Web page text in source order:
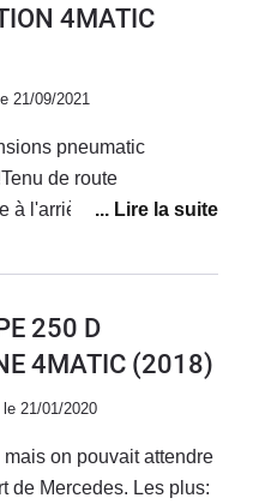
4MATIC
le 21/09/2021
pneumatic
de route
à l'arrière)Confort sur
très coupleux avec
7-9 selon la conduite.
de CAR-Play pour
360
mais ne permet pas
mais à un double
rentre
250 D
4MATIC (2018)
le 21/01/2020
on pouvait attendre
de Mercedes. Les plus: